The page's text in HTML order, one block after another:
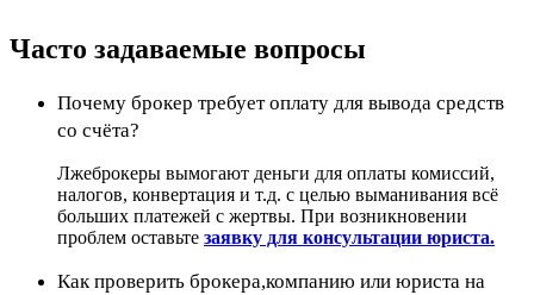
Часто задаваемые вопросы
Почему брокер требует оплату для вывода средств
со счёта?
Лжеброкеры вымогают деньги для оплаты комиссий,
налогов, конвертация и т.д. с целью выманивания всё
больших платежей с жертвы. При возникновении
проблем оставьте заявку для консультации юриста.
Как проверить брокера,компанию или юриста на